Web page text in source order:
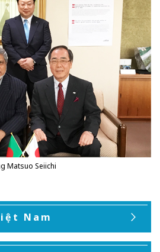
Matsuo Seiichi
Nam